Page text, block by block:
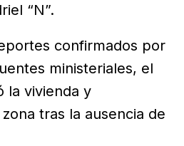
“N”.
confirmados por
ministeriales, el
la vivienda y
tras la ausencia de